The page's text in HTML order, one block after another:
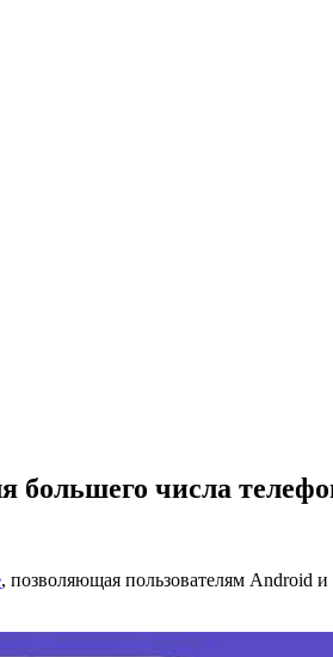
большего числа
, позволяющая пользователям Android